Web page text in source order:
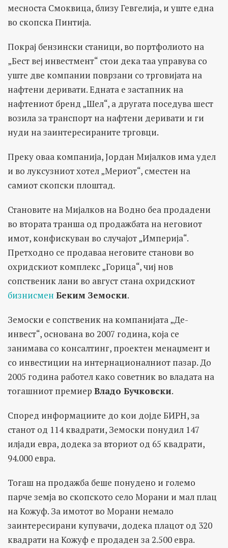
месноста Смоквица, близу Гевгелија, и уште една
во скопска Пинтија.
Покрај бензински станици, во портфолиото на
„Бест веј инвестмент“ стои дека таа управува со
уште две компании поврзани со трговијата на
нафтени деривати. Едната е застапник на
нафтениот бренд „Шел“, а другата поседува шест
возила за транспорт на нафтени деривати и ги
нуди на заинтересираните трговци.
Преку оваа компанија, Јордан Мијалков има удел
и во луксузниот хотел „Мериот“, сместен на
самиот скопски плоштад.
Становите на Мијалков на Водно беа продадени
во втората транша од продажбата на неговиот
имот, конфискуван во случајот „Империја“.
Претходно се продаваа неговите станови во
охридскиот комплекс „Горица“, чиј нов
сопственик лани во август стана охридскиот
бизнисмен Беким Земоски.
Земоски е сопственик на компанијата „Де-
инвест“, основана во 2007 година, која се
занимава со консалтинг, проектен менаџмент и
со инвестиции на интернационалниот пазар. До
2005 година работел како советник во владата на
тогашниот премиер Владо Бучковски.
Според информациите до кои дојде БИРН, за
станот од 114 квадрати, Земоски понудил 147
илјади евра, додека за вториот од 65 квадрати,
94.000 евра.
Тогаш на продажба беше понудено и големо
парче земја во скопското село Морани и мал плац
на Кожуф. За имотот во Морани немало
заинтересирани купувачи, додека плацот од 320
квадрати на Кожуф е продаден за 2.500 евра.